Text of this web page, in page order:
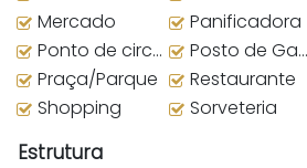
Mercado
Panificadora
Ponto de circular
Posto de Gasolina
Praça/Parque
Restaurante
Shopping
Sorveteria
Estrutura